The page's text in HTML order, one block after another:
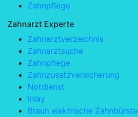
Zahnpflege
Zahnarzt Experte
Zahnarztverzeichnis
Zahnarztsuche
Zahnpflege
Zahnzusatzversicherung
Notdienst
Inlay
Braun elektrische Zahnbürste